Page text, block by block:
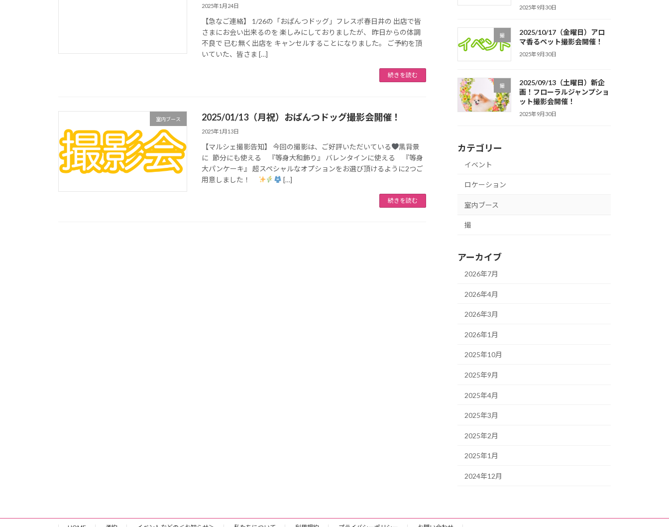
2025年1月24日
【急なご連絡】 1/26の「おぱんつドッグ」フレスポ春日井の 出店で皆
さまにお会い出来るのを 楽しみにしておりましたが、 昨日からの体調
不良で 已む無く出店を キャンセルすることになりました。 ご予約を頂
いていた、皆さま […]
続きを読む
室内ブース 2025/01/13（月祝）おぱんつドッグ撮影会開催！
2025年1月13日
【マルシェ撮影告知】 今回の撮影は、ご好評いただいている
黒背景
に 節分にも使える 『等身大和飾り』 バレンタインに使える 『等身
大パンケーキ』 超スペシャルなオプションをお選び頂けるように2つご
用意しました！
[…]
続きを読む
2025年9月30日
撮
2025/10/17（金曜日）アロ
マ香るペット撮影会開催！
2025年9月30日
撮
2025/09/13（土曜日）新企
画！フローラルジャンプショ
ット撮影会開催！
2025年9月30日
カテゴリー
イベント
ロケーション
室内ブース
撮
アーカイブ
2026年7月
2026年4月
2026年3月
2026年1月
2025年10月
2025年9月
2025年4月
2025年3月
2025年2月
2025年1月
2024年12月